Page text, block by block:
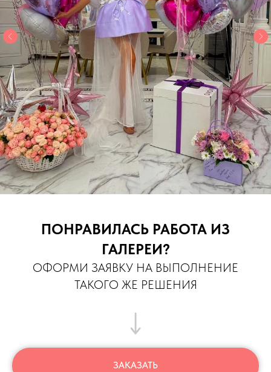
ПОНРАВИЛАСЬ РАБОТА ИЗ
ГАЛЕРЕИ?
ОФОРМИ ЗАЯВКУ НА ВЫПОЛНЕНИЕ
ТАКОГО ЖЕ РЕШЕНИЯ
ЗАКАЗАТЬ